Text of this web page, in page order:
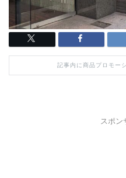
記事内に商品プロモー
スポン